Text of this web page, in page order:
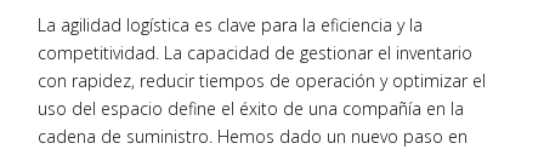
La agilidad logística es clave para la eficiencia y la
competitividad. La capacidad de gestionar el inventario
con rapidez, reducir tiempos de operación y optimizar el
uso del espacio define el éxito de una compañía en la
cadena de suministro. Hemos dado un nuevo paso en